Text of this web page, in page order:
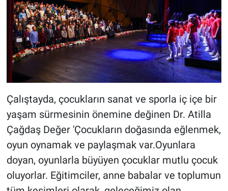
Çalıştayda, çocukların sanat ve sporla iç içe bir
yaşam sürmesinin önemine değinen Dr. Atilla
Çağdaş Değer 'Çocukların doğasında eğlenmek,
oyun oynamak ve paylaşmak var.Oyunlara
doyan, oyunlarla büyüyen çocuklar mutlu çocuk
oluyorlar. Eğitimciler, anne babalar ve toplumun